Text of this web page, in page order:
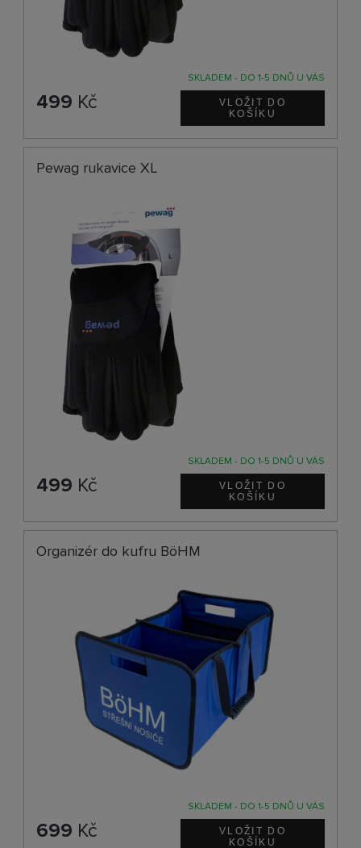
SKLADEM - DO 1-5 DNŮ U VÁS
499 Kč
Pewag rukavice XL
SKLADEM - DO 1-5 DNŮ U VÁS
499 Kč
Organizér do kufru BöHM
SKLADEM - DO 1-5 DNŮ U VÁS
699 Kč